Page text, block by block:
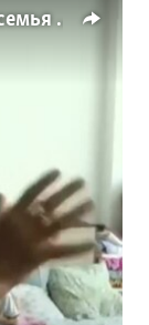
«В багажниках в попутках». Как семья выбиралась из Арыси